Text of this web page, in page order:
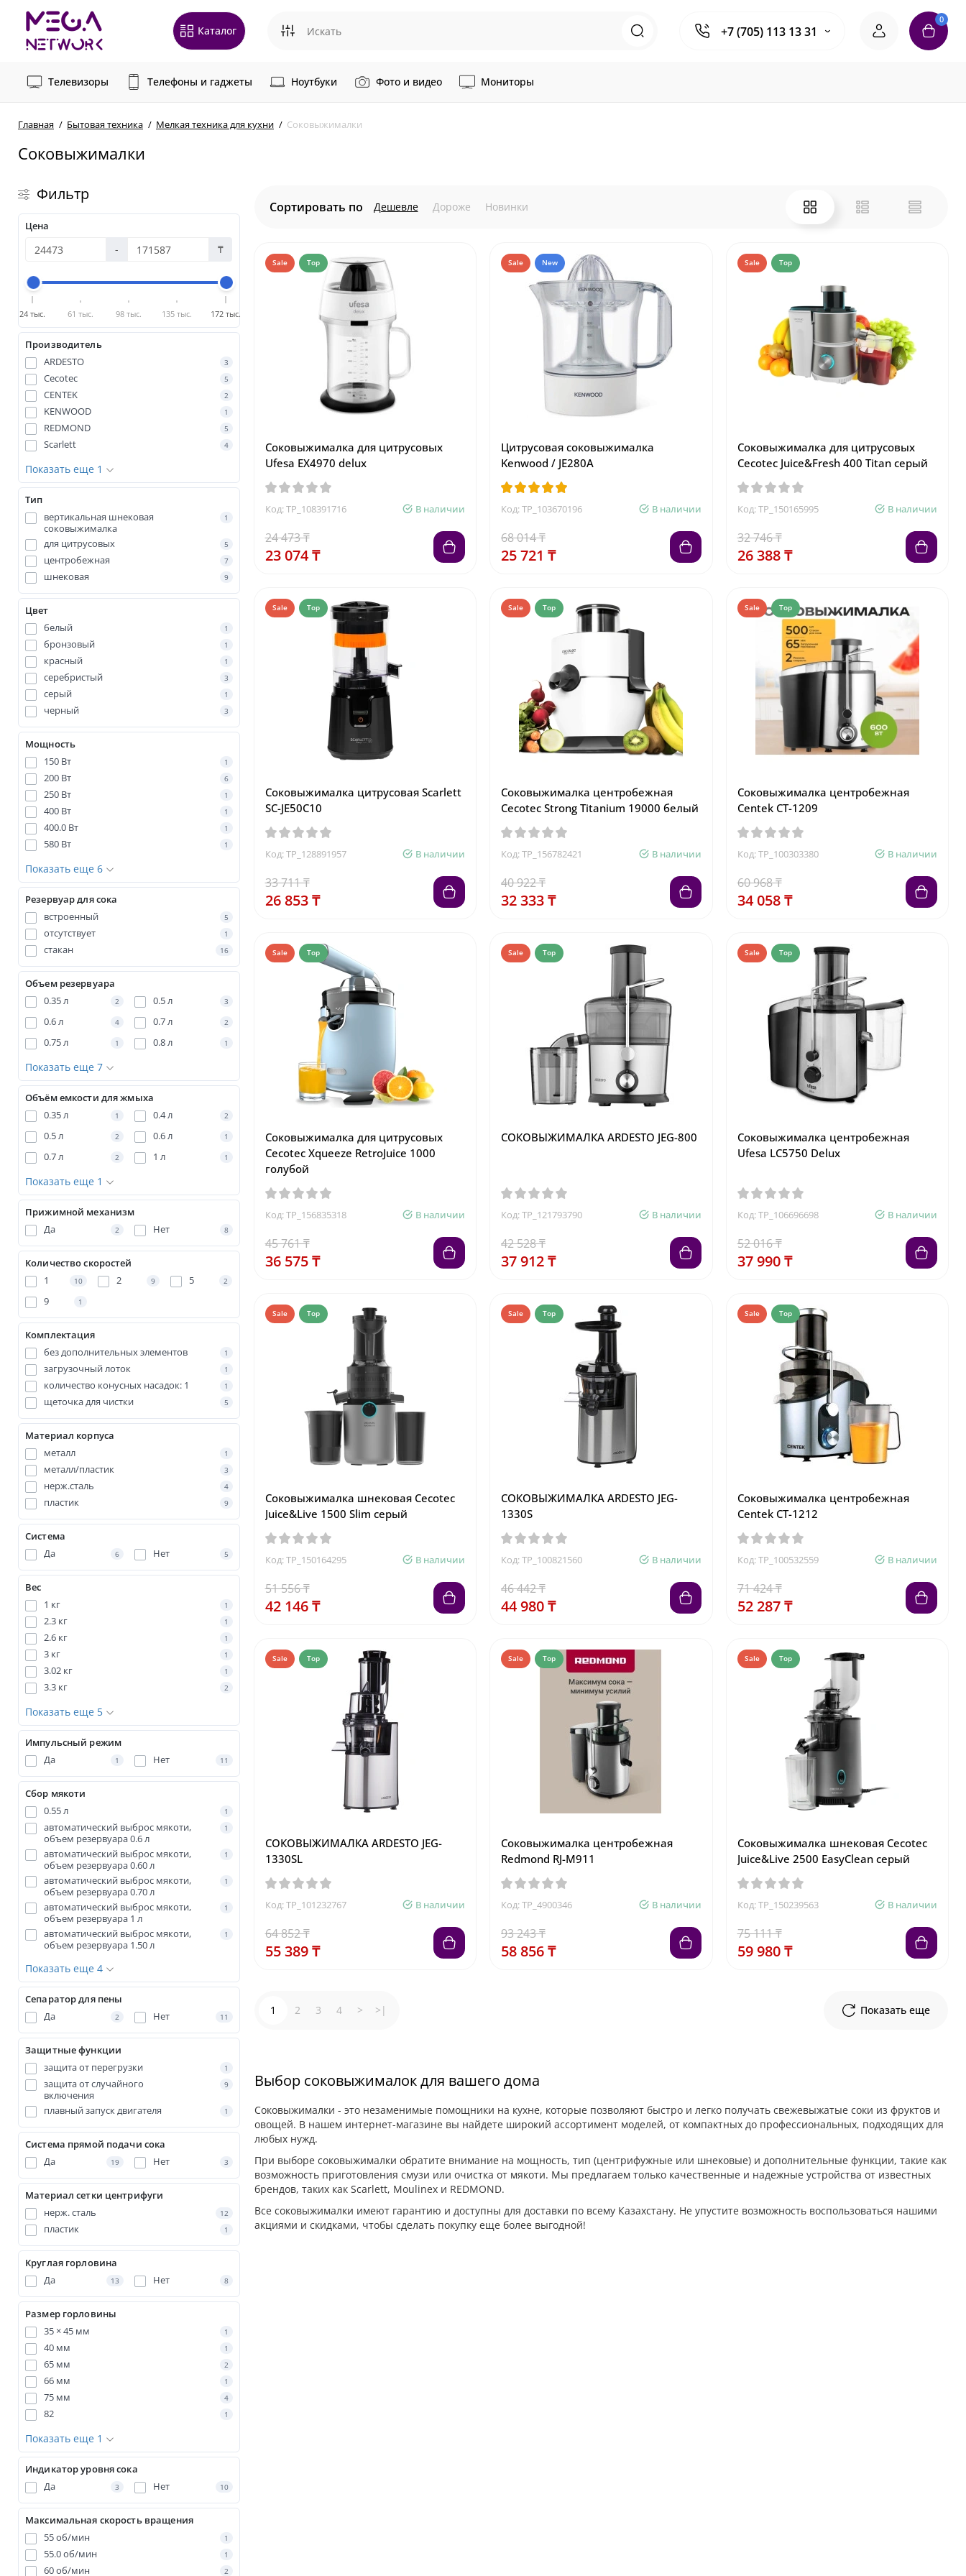
Каталог +7 (705) 113 13 31
0
Телевизоры Телефоны и гаджеты Ноутбуки Фото и видео Мониторы
Главная Бытовая техника Мелкая техника для кухни Соковыжималки
Соковыжималки
Фильтр
Цена
- ₸
24 тыс. 61 тыс. 98 тыс. 135 тыс. 172 тыс.
Производитель
ARDESTO
3
Cecotec 5
CENTEK 2
KENWOOD 1
REDMOND 5
Scarlett 4
Показать еще 1
Тип
вертикальная шнековая
соковыжималка
1
для цитрусовых 5
центробежная 7
шнековая 9
Цвет
белый
1
бронзовый 1
красный 1
серебристый 3
серый 1
черный 3
Мощность
150 Вт
1
200 Вт 6
250 Вт 1
400 Вт 1
400.0 Вт 1
580 Вт 1
Показать еще 6
Резервуар для сока
встроенный
5
отсутствует 1
стакан 16
Объем резервуара
0.35 л
2 0.5 л 3
0.6 л 4 0.7 л 2
0.75 л 1 0.8 л 1
Показать еще 7
Объём емкости для жмыха
0.35 л
1 0.4 л 2
0.5 л 2 0.6 л 1
0.7 л 2 1 л 1
Показать еще 1
Прижимной механизм
Да
2 Нет 8
Количество скоростей
1
10 2 9 5 2
9 1
Комплектация
без дополнительных элементов
1
загрузочный лоток 1
количество конусных насадок: 1 1
щеточка для чистки 5
Материал корпуса
металл
1
металл/пластик 3
нерж.сталь 4
пластик 9
Система
Да
6 Нет 5
Вес
1 кг
1
2.3 кг 1
2.6 кг 1
3 кг 1
3.02 кг 1
3.3 кг 2
Показать еще 5
Импульсный режим
Да
1 Нет 11
Сбор мякоти
0.55 л
1
автоматический выброс мякоти,
объем резервуара 0.6 л
1
автоматический выброс мякоти,
объем резервуара 0.60 л
1
автоматический выброс мякоти,
объем резервуара 0.70 л
1
автоматический выброс мякоти,
объем резервуара 1 л
1
автоматический выброс мякоти,
объем резервуара 1.50 л
1
Показать еще 4
Сепаратор для пены
Да
2 Нет 11
Защитные функции
защита от перегрузки
1
защита от случайного
включения
9
плавный запуск двигателя 1
Система прямой подачи сока
Да
19 Нет 3
Материал сетки центрифуги
нерж. сталь
12
пластик 1
Круглая горловина
Да
13 Нет 8
Размер горловины
35 × 45 мм
1
40 мм 1
65 мм 2
66 мм 1
75 мм 4
82 1
Показать еще 1
Индикатор уровня сока
Да
3 Нет 10
Максимальная скорость вращения
55 об/мин
1
55.0 об/мин 1
60 об/мин 2
Сортировать по Дешевле Дороже Новинки
Sale Top
Соковыжималка для цитрусовых
Ufesa EX4970 delux
Код: TP_108391716 В наличии
24 473 ₸
23 074 ₸
Sale New
Цитрусовая соковыжималка
Kenwood / JE280A
Код: TP_103670196 В наличии
68 014 ₸
25 721 ₸
Sale Top
Соковыжималка для цитрусовых
Cecotec Juice&Fresh 400 Titan серый
Код: TP_150165995 В наличии
32 746 ₸
26 388 ₸
Sale Top
Соковыжималка цитрусовая Scarlett
SC-JE50C10
Код: TP_128891957 В наличии
33 711 ₸
26 853 ₸
Sale Top
Соковыжималка центробежная
Cecotec Strong Titanium 19000 белый
Код: TP_156782421 В наличии
40 922 ₸
32 333 ₸
Sale Top
Соковыжималка центробежная
Centek CT-1209
Код: TP_100303380 В наличии
60 968 ₸
34 058 ₸
Sale Top
Соковыжималка для цитрусовых
Cecotec Xqueeze RetroJuice 1000
голубой
Код: TP_156835318 В наличии
45 761 ₸
36 575 ₸
Sale Top
СОКОВЫЖИМАЛКА ARDESTO JEG-800
Код: TP_121793790 В наличии
42 528 ₸
37 912 ₸
Sale Top
Соковыжималка центробежная
Ufesa LC5750 Delux
Код: TP_106696698 В наличии
52 016 ₸
37 990 ₸
Sale Top
Соковыжималка шнековая Cecotec
Juice&Live 1500 Slim серый
Код: TP_150164295 В наличии
51 556 ₸
42 146 ₸
Sale Top
СОКОВЫЖИМАЛКА ARDESTO JEG-
1330S
Код: TP_100821560 В наличии
46 442 ₸
44 980 ₸
Sale Top
Соковыжималка центробежная
Centek CT-1212
Код: TP_100532559 В наличии
71 424 ₸
52 287 ₸
Sale Top
СОКОВЫЖИМАЛКА ARDESTO JEG-
1330SL
Код: TP_101232767 В наличии
64 852 ₸
55 389 ₸
Sale Top
Соковыжималка центробежная
Redmond RJ-M911
Код: TP_4900346 В наличии
93 243 ₸
58 856 ₸
Sale Top
Соковыжималка шнековая Cecotec
Juice&Live 2500 EasyClean серый
Код: TP_150239563 В наличии
75 111 ₸
59 980 ₸
Показать еще
1 2 3 4 > >|
Выбор соковыжималок для вашего дома
Соковыжималки - это незаменимые помощники на кухне, которые позволяют быстро и легко получать свежевыжатые соки из фруктов и
овощей. В нашем интернет-магазине вы найдете широкий ассортимент моделей, от компактных до профессиональных, подходящих для
любых нужд.
При выборе соковыжималки обратите внимание на мощность, тип (центрифужные или шнековые) и дополнительные функции, такие как
возможность приготовления смузи или очистка от мякоти. Мы предлагаем только качественные и надежные устройства от известных
брендов, таких как Scarlett, Moulinex и REDMOND.
Все соковыжималки имеют гарантию и доступны для доставки по всему Казахстану. Не упустите возможность воспользоваться нашими
акциями и скидками, чтобы сделать покупку еще более выгодной!